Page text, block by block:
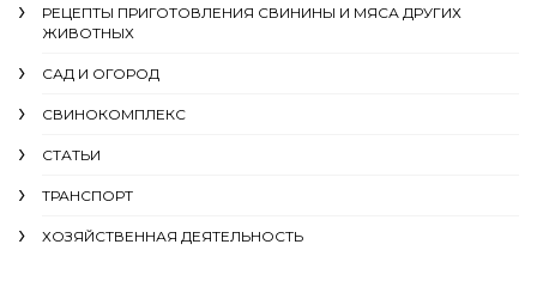
РЕЦЕПТЫ ПРИГОТОВЛЕНИЯ СВИНИНЫ И МЯСА ДРУГИХ
ЖИВОТНЫХ
САД И ОГОРОД
СВИНОКОМПЛЕКС
СТАТЬИ
ТРАНСПОРТ
ХОЗЯЙСТВЕННАЯ ДЕЯТЕЛЬНОСТЬ